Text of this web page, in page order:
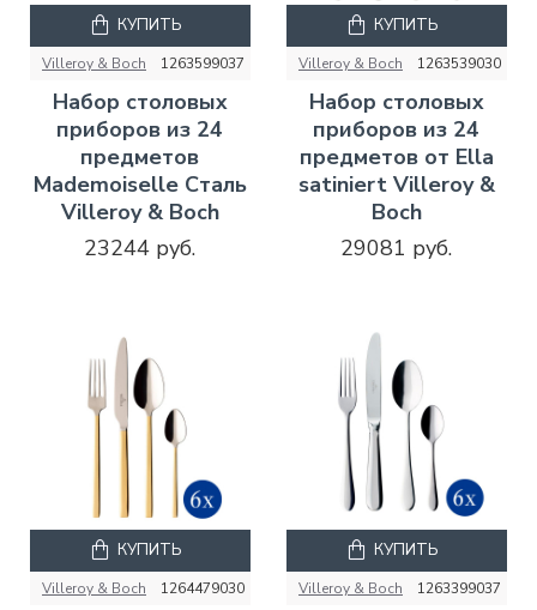
Villeroy & Boch 1263599037
Набор столовых
приборов из 24
предметов
Mademoiselle Сталь
Villeroy & Boch
23244 руб.
КУПИТЬ
Villeroy & Boch 1263539030
Набор столовых
приборов из 24
предметов от Ella
satiniert Villeroy &
Boch
29081 руб.
КУПИТЬ
Villeroy & Boch 1264479030
КУПИТЬ
Villeroy & Boch 1263399037
КУПИТЬ